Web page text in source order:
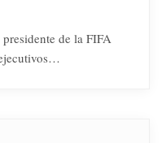
de la FIFA